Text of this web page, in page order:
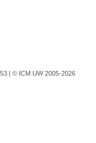
| © ICM UW 2005-2026